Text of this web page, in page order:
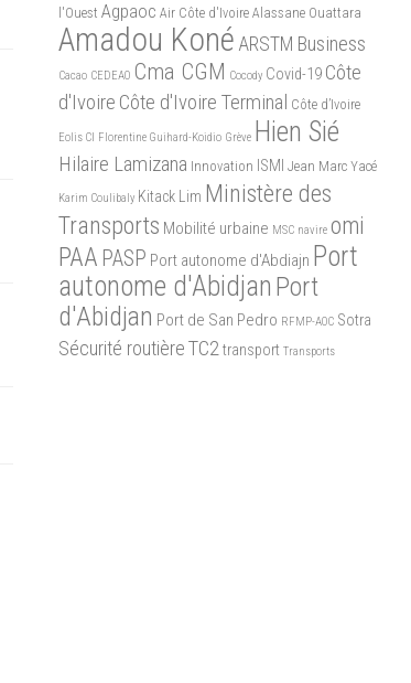
l'Ouest Agpaoc Air Côte d'Ivoire Alassane Ouattara
Amadou Koné ARSTM Business
Cacao CEDEAO Cma CGM Cocody Covid-19 Côte
d'Ivoire Côte d'Ivoire Terminal Côte d’Ivoire
Eolis CI Florentine Guihard-Koidio Grève Hien Sié
Hilaire Lamizana Innovation ISMI Jean Marc Yacé
Karim Coulibaly Kitack Lim Ministère des
Transports Mobilité urbaine MSC navire omi
PAA PASP Port autonome d'Abdiajn Port
autonome d'Abidjan Port
d'Abidjan Port de San Pedro RFMP-AOC Sotra
Sécurité routièreTC2 transport Transports